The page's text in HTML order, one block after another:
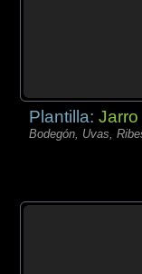
Plantilla:Jarro
Bodegón, Uvas,